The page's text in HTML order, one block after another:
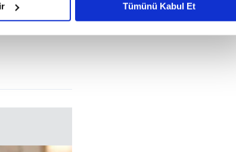
Tümünü Kabul Et